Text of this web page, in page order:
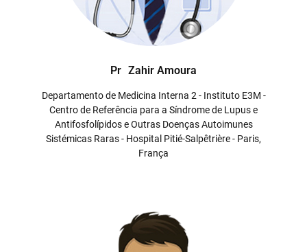
Pr Zahir Amoura
Departamento de Medicina Interna 2 - Instituto E3M -
Centro de Referência para a Síndrome de Lupus e
Antifosfolípidos e Outras Doenças Autoimunes
Sistémicas Raras - Hospital Pitié-Salpêtrière - Paris,
França